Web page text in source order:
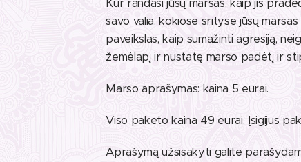
Kur randasi jūsų marsas, kaip jis
savo valia, kokiose srityse jūsų
paveikslas, kaip sumažinti agresiją,
žemėlapį ir nustatę marso padėtį ir
Marso aprašymas: kaina 5 eurai.
Viso paketo kaina 49 eurai. Įsigijus
Aprašymą užsisakyti galite